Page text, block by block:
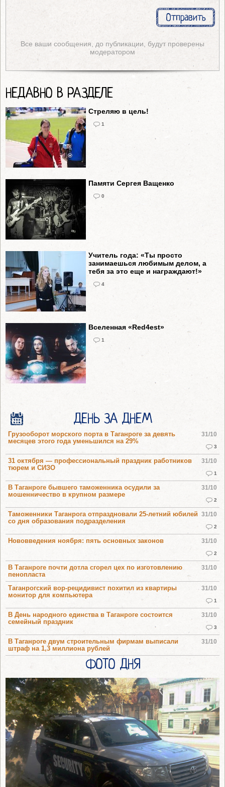
Все ваши сообщения, до публикации, будут проверены
модератором
НЕДАВНО В РАЗДЕЛЕ
Стреляю в цель!
1
Памяти Сергея Ващенко
0
Учитель года: «Ты просто
занимаешься любимым делом, а
тебя за это еще и награждают!»
4
Вселенная «Red4est»
1
ДЕНЬ ЗА ДНЕМ
31/10
3
Грузооборот морского порта в Таганроге за девять
месяцев этого года уменьшился на 29%
31/10
1
31 октября — профессиональный праздник работников
тюрем и СИЗО
31/10
2
В Таганроге бывшего таможенника осудили за
мошенничество в крупном размере
31/10
2
Таможенники Таганрога отпраздновали 25-летний юбилей
со дня образования подразделения
31/10
2
Нововведения ноября: пять основных законов
31/10
В Таганроге почти дотла сгорел цех по изготовлению
пенопласта
31/10
1
Таганрогский вор-рецидивист похитил из квартиры
монитор для компьютера
31/10
3
В День народного единства в Таганроге состоится
семейный праздник
31/10
В Таганроге двум строительным фирмам выписали
штраф на 1,3 миллиона рублей
ФОТО ДНЯ